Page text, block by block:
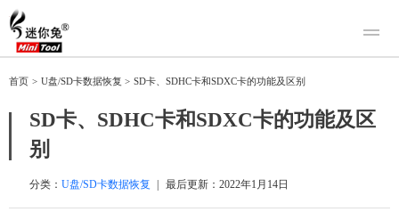
产品
迷你兔分区向导
迷你兔数据备份
下载
购买
人工恢复
首页 > U盘/SD卡数据恢复 > SD卡、SDHC卡和SDXC卡的功能及区别
SD卡、SDHC卡和SDXC卡的功能及区
别
分类： U盘/SD卡数据恢复 最后更新： 2022年1月14日